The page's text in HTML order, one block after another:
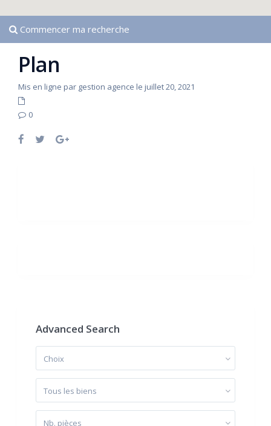
Commencer ma recherche
Plan
Mis en ligne par gestion agence le juillet 20, 2021
0
Advanced Search
Choix
Tous les biens
Nb. pièces